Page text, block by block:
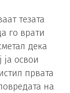
тезата
го врати
дека
освои
првата
на